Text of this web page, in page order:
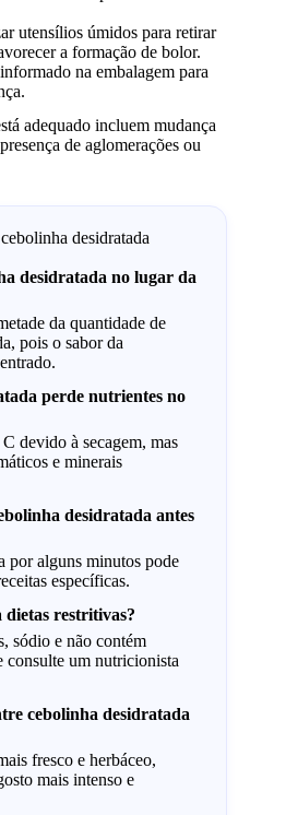
utensílios úmidos para retirar
a formação de bolor.
na embalagem para
adequado incluem mudança
de aglomerações ou
desidratada
desidratada no lugar da
da quantidade de
pois o sabor da
perde nutrientes no
devido à secagem, mas
e minerais
desidratada antes
por alguns minutos pode
específicas.
restritivas?
sódio e não contém
consulte um nutricionista
cebolinha desidratada
fresco e herbáceo,
mais intenso e